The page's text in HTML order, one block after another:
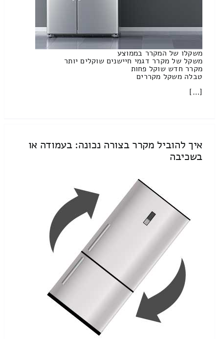
משקלו של המקרר בממוצע
משקל של מקרר דגמי חיישנים שוקלים יותר
מקרר חדש שוקל פחות
טבלה משקל מקררים
[…]
איך להוביל מקרר בצורה נכונה: בעמודה או
בשכיבה